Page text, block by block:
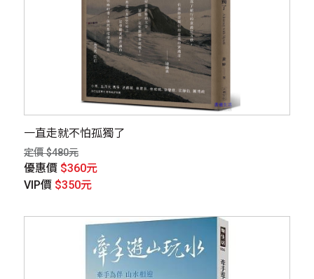
一直走就不怕孤獨了
定價 $480元
優惠價 $360元
VIP價 $350元